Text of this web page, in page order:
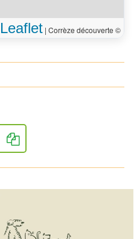
Leaflet | Corrèze découverte ©